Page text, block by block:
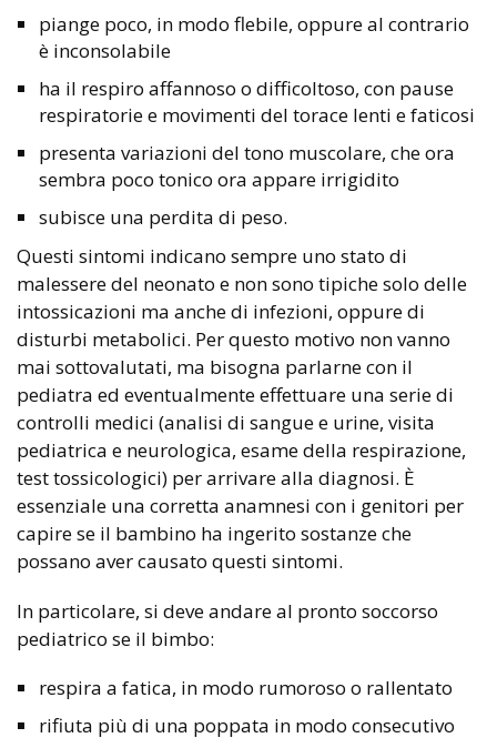
piange poco, in modo flebile, oppure al contrario
è inconsolabile
ha il respiro affannoso o difficoltoso, con pause
respiratorie e movimenti del torace lenti e faticosi
presenta variazioni del tono muscolare, che ora
sembra poco tonico ora appare irrigidito
subisce una perdita di peso.
Questi sintomi indicano sempre uno stato di
malessere del neonato e non sono tipiche solo delle
intossicazioni ma anche di infezioni, oppure di
disturbi metabolici. Per questo motivo non vanno
mai sottovalutati, ma bisogna parlarne con il
pediatra ed eventualmente effettuare una serie di
controlli medici (analisi di sangue e urine, visita
pediatrica e neurologica, esame della respirazione,
test tossicologici) per arrivare alla diagnosi. È
essenziale una corretta anamnesi con i genitori per
capire se il bambino ha ingerito sostanze che
possano aver causato questi sintomi.
In particolare, si deve andare al pronto soccorso
pediatrico se il bimbo:
respira a fatica, in modo rumoroso o rallentato
rifiuta più di una poppata in modo consecutivo